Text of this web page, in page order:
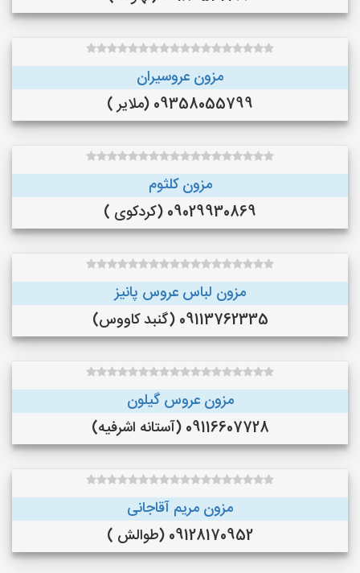
مزون عروسیران
09358055799 (ملایر )
مزون کلثوم
09029930869 (کردکوی )
مزون لباس عروس پانیز
09113762335 (گنبد کاووس)
مزون عروس گیلون
09116607728 (آستانه اشرفیه)
مزون مریم آقاجانی
09128170952 (طوالش )